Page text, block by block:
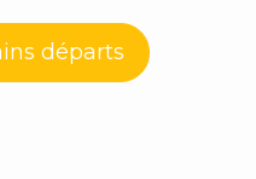
départs